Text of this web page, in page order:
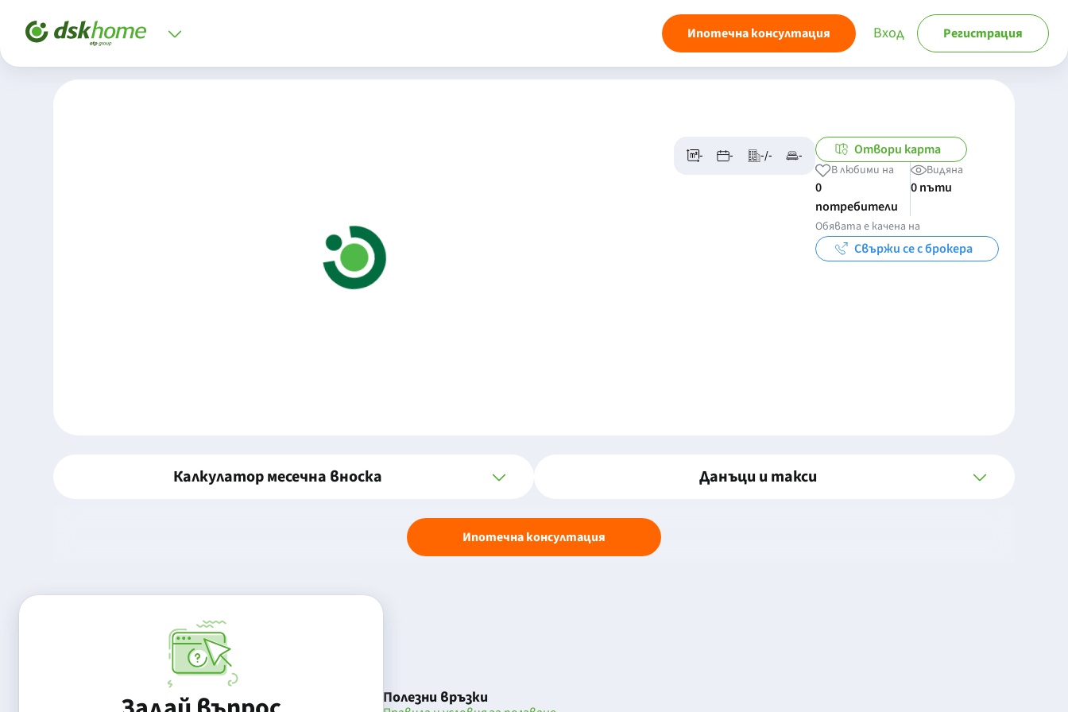
Ипотечна консултация Вход Регистрация
- - -/- - Отвори карта
В любими на
0
потребители
Видяна
0 пъти
Обявата е качена на
Свържи се с брокера
Калкулатор месечна вноска Данъци и такси
Ипотечна консултация
Полезни връзки